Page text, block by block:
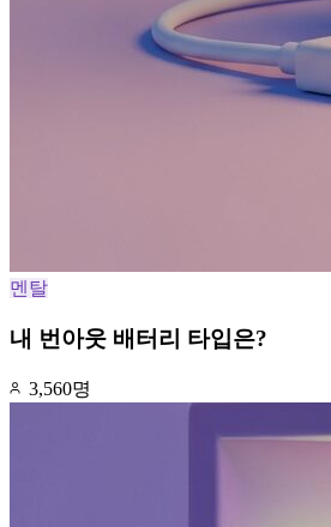
멘탈
내 번아웃 배터리 타입은?
3,560명